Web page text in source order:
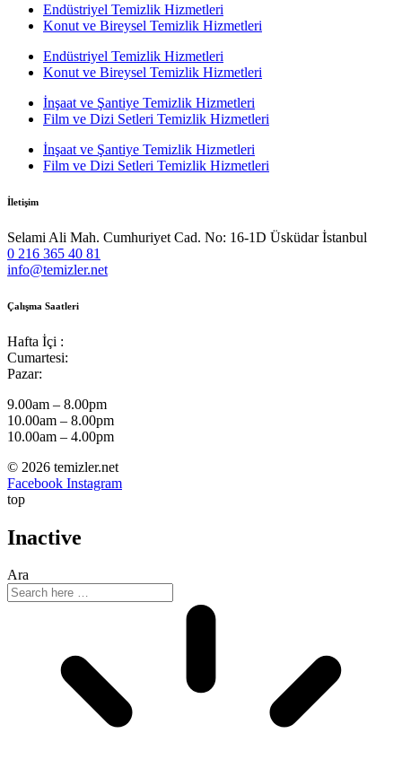
Endüstriyel Temizlik Hizmetleri
Konut ve Bireysel Temizlik Hizmetleri
Endüstriyel Temizlik Hizmetleri
Konut ve Bireysel Temizlik Hizmetleri
İnşaat ve Şantiye Temizlik Hizmetleri
Film ve Dizi Setleri Temizlik Hizmetleri
İnşaat ve Şantiye Temizlik Hizmetleri
Film ve Dizi Setleri Temizlik Hizmetleri
İletişim
Selami Ali Mah. Cumhuriyet Cad. No: 16-1D Üsküdar İstanbul
0 216 365 40 81
info@temizler.net
Çalışma Saatleri
Hafta İçi :
Cumartesi:
Pazar:
9.00am – 8.00pm
10.00am – 8.00pm
10.00am – 4.00pm
© 2026 temizler.net
Facebook Instagram
top
Inactive
Ara